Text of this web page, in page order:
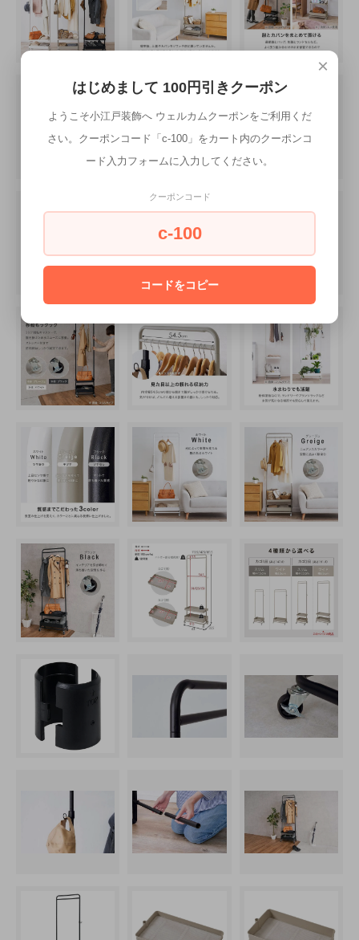
×
はじめまして 100円引きクーポン
ようこそ小江戸装飾へ ウェルカムクーポンをご利用くだ
さい。クーポンコード「c-100」をカート内のクーポンコ
ード入力フォームに入力してください。
クーポンコード
c-100
コードをコピー